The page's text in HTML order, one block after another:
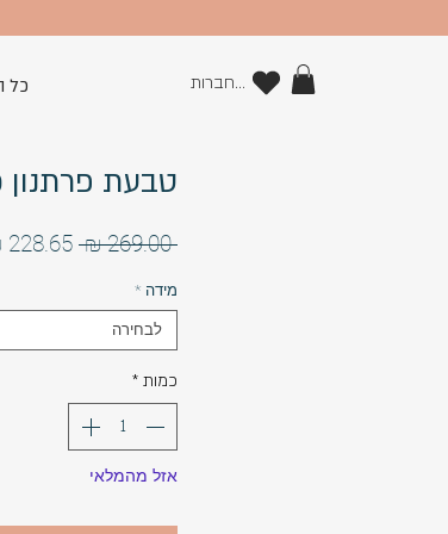
כל להתחברות
טבעת פרתנון
‏269.00 ‏₪
מחיר
מידה *
לבחירה
כמות *
אזל מהמלאי